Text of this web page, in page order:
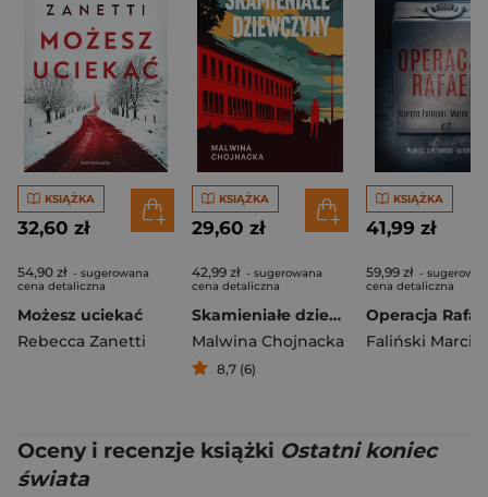
KSIĄŻKA
32,60 zł
54,90 zł - sugerowana
cena detaliczna
Możesz uciekać
Rebecca Zanetti
KSIĄŻKA
29,60 zł
42,99 zł - sugerowana
cena detaliczna
Skamieniałe dziewczyny
Malwina Chojnacka
8,7 (6)
KSIĄŻKA
41,99 zł
59,99 zł -
cena detaliczna
Operacja
Faliński Marcin
Oceny i recenzje książki Ostatni koniec
świata